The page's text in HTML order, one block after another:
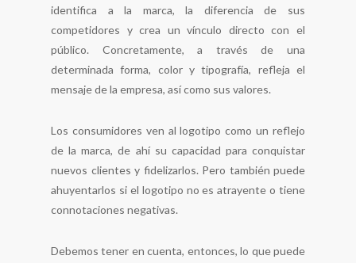
identifica a la marca, la diferencia de sus
competidores y crea un vínculo directo con el
público. Concretamente, a través de una
determinada forma, color y tipografía, refleja el
mensaje de la empresa, así como sus valores.
Los consumidores ven al logotipo como un reflejo
de la marca, de ahí su capacidad para conquistar
nuevos clientes y fidelizarlos. Pero también puede
ahuyentarlos si el logotipo no es atrayente o tiene
connotaciones negativas.
Debemos tener en cuenta, entonces, lo que puede